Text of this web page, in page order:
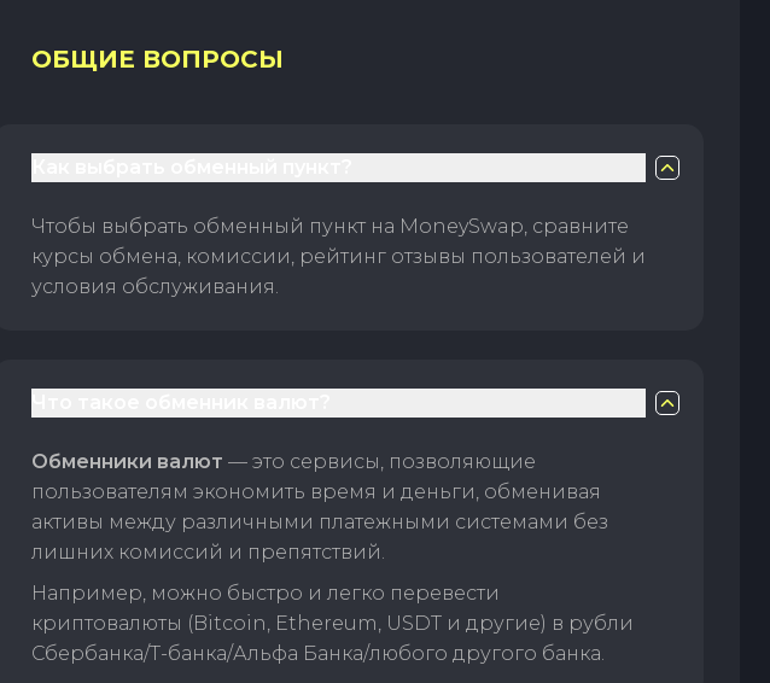
ОБЩИЕ ВОПРОСЫ
Чтобы выбрать обменный пункт на MoneySwap, сравните
курсы обмена, комиссии, рейтинг отзывы пользователей и
условия обслуживания.
Обменники валют — это сервисы, позволяющие
пользователям экономить время и деньги, обменивая
активы между различными платежными системами без
лишних комиссий и препятствий.
Например, можно быстро и легко перевести
криптовалюты (Bitcoin, Ethereum, USDT и другие) в рубли
Сбербанка/Т-банка/Альфа Банка/любого другого банка.